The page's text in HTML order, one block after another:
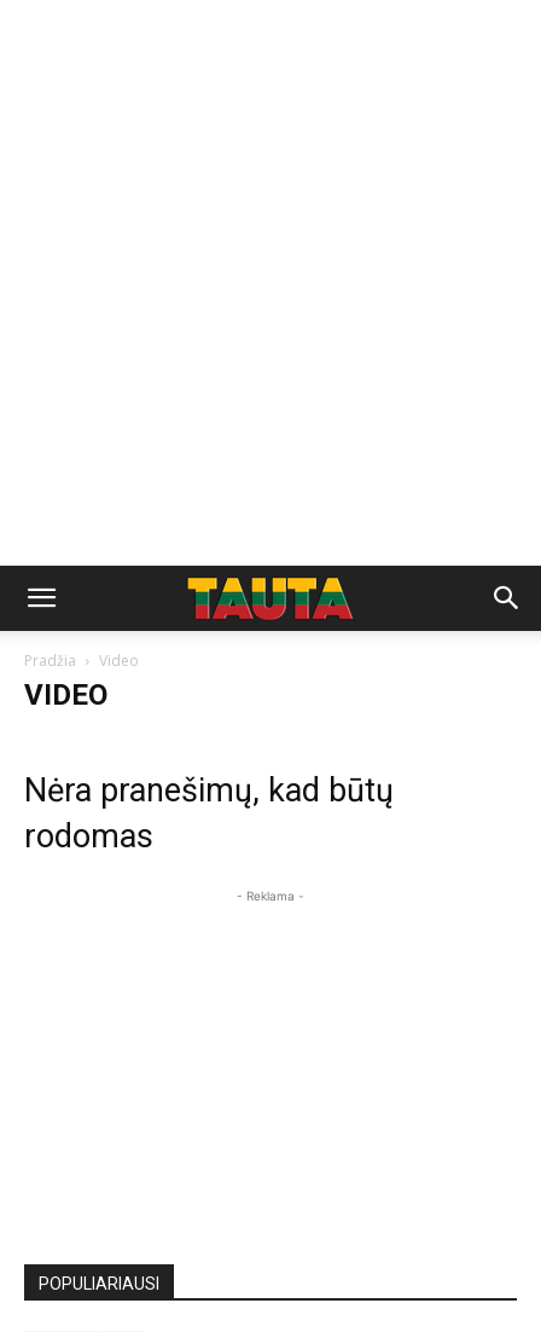
Pradžia Video
VIDEO
Nėra pranešimų, kad būtų
rodomas
- Reklama -
POPULIARIAUSI